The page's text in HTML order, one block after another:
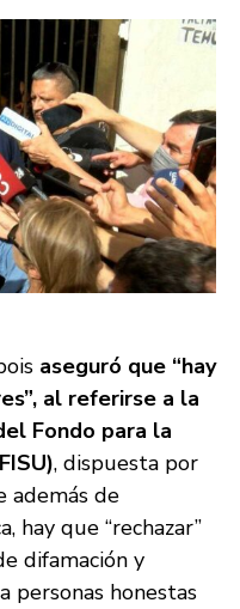
aseguró que “hay
al referirse a la
Fondo para la
, dispuesta por
además de
hay que “rechazar”
difamación y
personas honestas